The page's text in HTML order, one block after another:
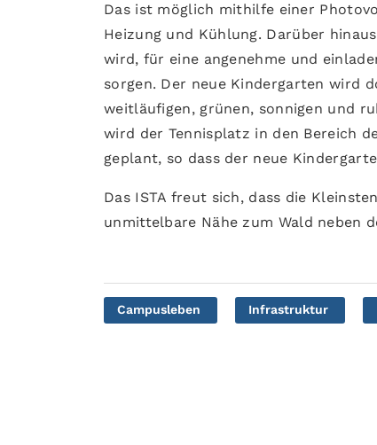
Das ist möglich mithilfe einer
Heizung und Kühlung. Darüber
wird, für eine angenehme und
sorgen. Der neue Kindergarten wird
weitläufigen, grünen, sonnigen und
wird der Tennisplatz in den Bereich
geplant, so dass der neue
Das ISTA freut sich, dass die
unmittelbare Nähe zum Wald neben
Campusleben Infrastruktur